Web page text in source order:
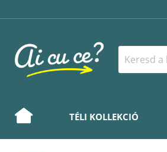
TÉLI KOLLEKCIÓ